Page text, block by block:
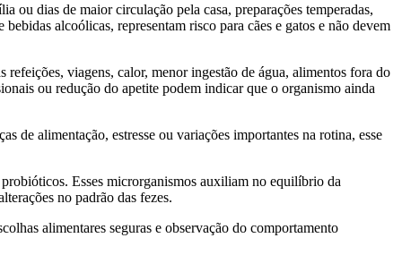
ou dias de maior circulação pela casa, preparações temperadas,
alcoólicas, representam risco para cães e gatos e não devem
viagens, calor, menor ingestão de água, alimentos fora do
ou redução do apetite podem indicar que o organismo ainda
de alimentação, estresse ou variações importantes na rotina, esse
Esses microrganismos auxiliam no equilíbrio da
no padrão das fezes.
alimentares seguras e observação do comportamento